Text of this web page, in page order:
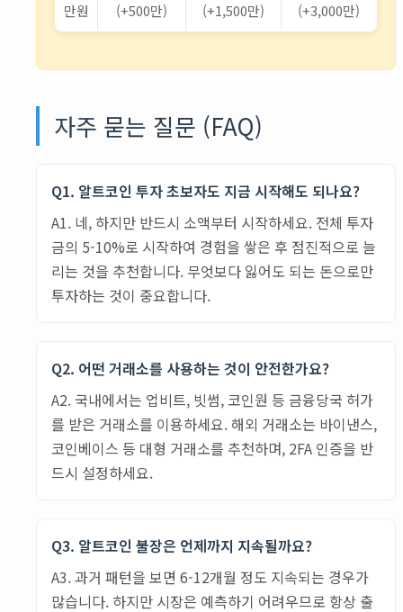
만원
(+500만)
(+1,500만)
(+3,000만)
자주 묻는 질문 (FAQ)
Q1. 알트코인 투자 초보자도 지금 시작해도 되나요?
A1. 네, 하지만 반드시 소액부터 시작하세요. 전체 투자
금의 5-10%로 시작하여 경험을 쌓은 후 점진적으로 늘
리는 것을 추천합니다. 무엇보다 잃어도 되는 돈으로만
투자하는 것이 중요합니다.
Q2. 어떤 거래소를 사용하는 것이 안전한가요?
A2. 국내에서는 업비트, 빗썸, 코인원 등 금융당국 허가
를 받은 거래소를 이용하세요. 해외 거래소는 바이낸스,
코인베이스 등 대형 거래소를 추천하며, 2FA 인증을 반
드시 설정하세요.
Q3. 알트코인 불장은 언제까지 지속될까요?
A3. 과거 패턴을 보면 6-12개월 정도 지속되는 경우가
많습니다. 하지만 시장은 예측하기 어려우므로 항상 출